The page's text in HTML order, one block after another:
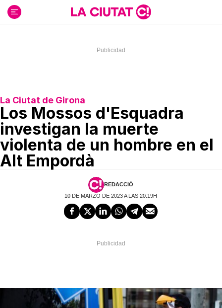
contenido
La Ciutat de Girona
Los Mossos d'Esquadra
investigan la muerte
violenta de un hombre en el
Alt Empordà
REDACCIÓ
10 DE MARZO DE 2023 A LAS 20:19H